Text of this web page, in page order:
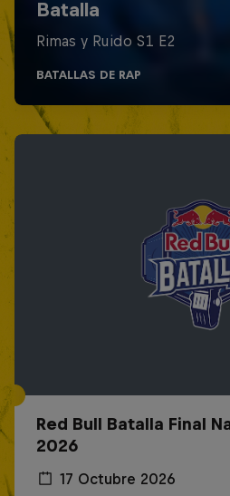
Red Bull Batalla Final
2026
17 Octubre 2026